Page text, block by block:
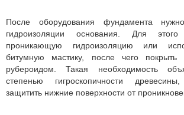
После оборудования фундамента
гидроизоляции основания. Для
проникающую гидроизоляцию или
битумную мастику, после чего покрыть
рубероидом. Такая необходимость
степенью гигроскопичности
защитить нижние поверхности от